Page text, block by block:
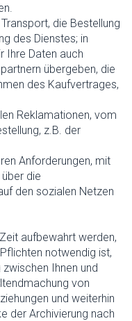
die Bestellung
des Dienstes; in
Ihre Daten auch
übergeben, die
des Kaufvertrages,
Reklamationen, vom
z.B. der
Anforderungen, mit
die
den sozialen Netzen
aufbewahrt werden,
notwendig ist,
Ihnen und
von
und weiterhin
der Archivierung nach